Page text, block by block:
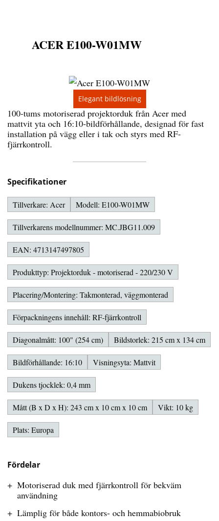
Elegant bildlösning
ACER E100-W01MW
100-tums motoriserad projektorduk från Acer med
mattvit yta och 16:10-bildförhållande, designad för fast
installation på vägg eller i tak och styrs med RF-
fjärrkontroll.
Fördelar
Motoriserad duk med fjärrkontroll för bekväm
användning
Lämplig för både kontors- och hemmabiobruk
Specifikationer
Tillverkare: Acer Modell: E100-W01MW
Tillverkarens modellnummer: MC.JBG11.009
EAN: 4713147497805
Produkttyp: Projektorduk - motoriserad - 220/230 V
Placering/Montering: Takmonterad, väggmonterad
Förpackningens innehåll: RF-fjärrkontroll
Diagonalmått: 100" (254 cm) Bildstorlek: 215 cm x 134 cm
Bildförhållande: 16:10 Visningsyta: Mattvit
Dukens tjocklek: 0,4 mm
Mått (B x D x H): 243 cm x 10 cm x 10 cm Vikt: 10 kg
Plats: Europa